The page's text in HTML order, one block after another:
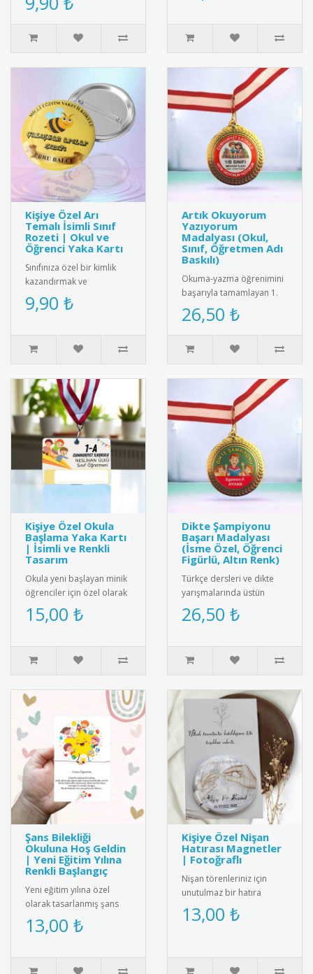
güçlendirmek ve akran
zorbalığı..
Kişiye Özel Arı
Temalı İsimli Sınıf
Rozeti | Okul ve
Öğrenci Yaka Kartı
Sınıfınıza özel bir kimlik
kazandırmak ve
öğrencilerinizi motive
etmek için harika bir yol!
9,90 ₺
Artık Okuyorum
Yazıyorum
Madalyası (Okul,
Sınıf, Öğretmen Adı
Baskılı)
Okuma-yazma öğrenimini
başarıyla tamamlayan 1.
sınıf öğrencilerini tebrik
etmek için tasarlanmış
öze..
26,50 ₺
Kişiye Özel Okula
Başlama Yaka Kartı
| İsimli ve Renkli
Tasarım
Okula yeni başlayan minik
öğrenciler için özel olarak
hazırlanan isimli yaka
kartları ile okula başl..
15,00 ₺
Dikte Şampiyonu
Başarı Madalyası
(İsme Özel, Öğrenci
Figürlü, Altın Renk)
Türkçe dersleri ve dikte
yarışmalarında üstün
başarı gösteren
öğrencilere özel,
26,50 ₺
Şans Bilekliği
Okuluna Hoş Geldin
| Yeni Eğitim Yılına
Renkli Başlangıç
Yeni eğitim yılına özel
olarak tasarlanmış şans
bilekliği. Renkli ip yapısı ve
zarif boncuk detayıyl..
13,00 ₺
Kişiye Özel Nişan
Hatırası Magnetler
| Fotoğraflı
Nişan törenleriniz için
unutulmaz bir hatıra
olacak buzdolabı
magnetleri kişiye özel
13,00 ₺